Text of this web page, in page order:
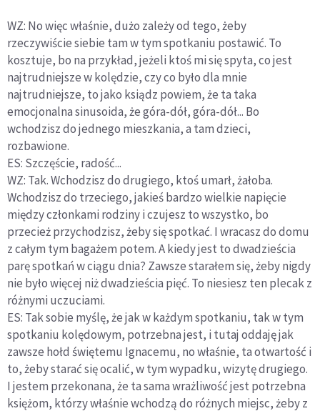
WZ: No więc właśnie, dużo zależy od tego, żeby
rzeczywiście siebie tam w tym spotkaniu postawić. To
kosztuje, bo na przykład, jeżeli ktoś mi się spyta, co jest
najtrudniejsze w kolędzie, czy co było dla mnie
najtrudniejsze, to jako ksiądz powiem, że ta taka
emocjonalna sinusoida, że góra-dół, góra-dół... Bo
wchodzisz do jednego mieszkania, a tam dzieci,
rozbawione.
ES: Szczęście, radość...
WZ: Tak. Wchodzisz do drugiego, ktoś umarł, żałoba.
Wchodzisz do trzeciego, jakieś bardzo wielkie napięcie
między członkami rodziny i czujesz to wszystko, bo
przecież przychodzisz, żeby się spotkać. I wracasz do domu
z całym tym bagażem potem. A kiedy jest to dwadzieścia
parę spotkań w ciągu dnia? Zawsze starałem się, żeby nigdy
nie było więcej niż dwadzieścia pięć. To niesiesz ten plecak z
różnymi uczuciami.
ES: Tak sobie myślę, że jak w każdym spotkaniu, tak w tym
spotkaniu kolędowym, potrzebna jest, i tutaj oddaję jak
zawsze hołd świętemu Ignacemu, no właśnie, ta otwartość i
to, żeby starać się ocalić, w tym wypadku, wizytę drugiego.
I jestem przekonana, że ta sama wrażliwość jest potrzebna
księżom, którzy właśnie wchodzą do różnych miejsc, żeby z